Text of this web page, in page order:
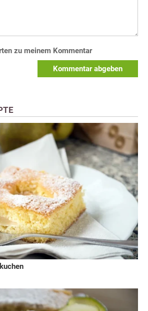
zu meinem Kommentar
Kommentar abgeben